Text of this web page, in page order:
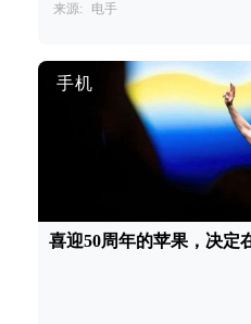
来源: 电手
手机
喜迎50周年的苹果，决定